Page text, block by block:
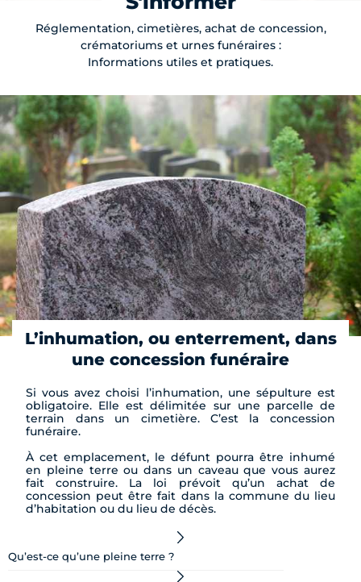
Réglementation, cimetières, achat de concession,
crématoriums et urnes funéraires :
Informations utiles et pratiques.
L’inhumation, ou enterrement, dans
une concession funéraire
Si vous avez choisi l’inhumation, une sépulture est
obligatoire. Elle est délimitée sur une parcelle de
terrain dans un cimetière. C’est la concession
funéraire.
À cet emplacement, le défunt pourra être inhumé
en pleine terre ou dans un caveau que vous aurez
fait construire. La loi prévoit qu’un achat de
concession peut être fait dans la commune du lieu
d’habitation ou du lieu de décès.
Qu’est-ce qu’une pleine terre ?